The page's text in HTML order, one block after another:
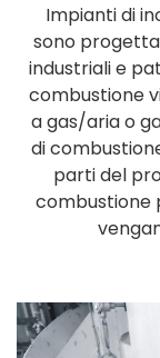
Impianti di
sono
industriali e
combustione
a gas/aria o
di
parti del
combustione